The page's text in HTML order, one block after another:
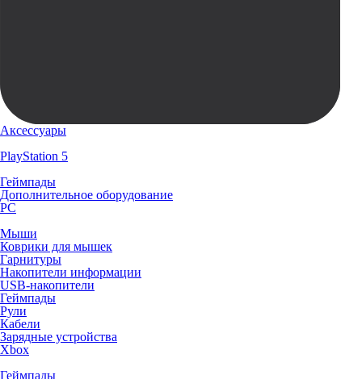
Аксессуары
PlayStation 5
Геймпады
Дополнительное оборудование
PC
Мыши
Коврики для мышек
Гарнитуры
Накопители информации
USB-накопители
Геймпады
Рули
Кабели
Зарядные устройства
Xbox
Геймпады